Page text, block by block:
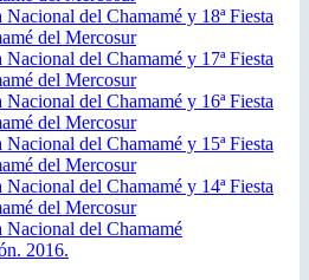
Nacional del Chamamé y 18ª Fiesta
del Mercosur
Nacional del Chamamé y 17ª Fiesta
del Mercosur
Nacional del Chamamé y 16ª Fiesta
del Mercosur
Nacional del Chamamé y 15ª Fiesta
del Mercosur
Nacional del Chamamé y 14ª Fiesta
del Mercosur
Nacional del Chamamé
2016.